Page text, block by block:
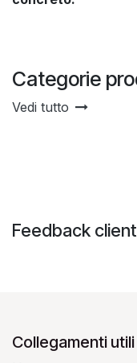
Categorie
Vedi tutto
Feedback
Collegamenti utili